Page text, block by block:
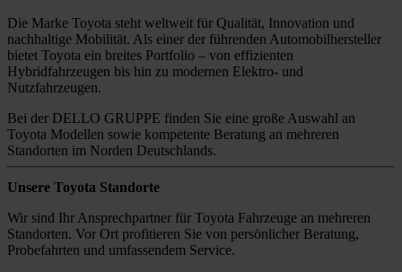
Die Marke Toyota steht weltweit für Qualität, Innovation und
nachhaltige Mobilität. Als einer der führenden Automobilhersteller
bietet Toyota ein breites Portfolio – von effizienten
Hybridfahrzeugen bis hin zu modernen Elektro- und
Nutzfahrzeugen.
Bei der DELLO GRUPPE finden Sie eine große Auswahl an
Toyota Modellen sowie kompetente Beratung an mehreren
Standorten im Norden Deutschlands.
Unsere Toyota Standorte
Wir sind Ihr Ansprechpartner für Toyota Fahrzeuge an mehreren
Standorten. Vor Ort profitieren Sie von persönlicher Beratung,
Probefahrten und umfassendem Service.